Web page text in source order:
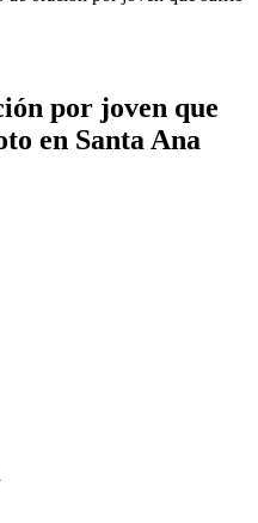
por joven que
en Santa Ana